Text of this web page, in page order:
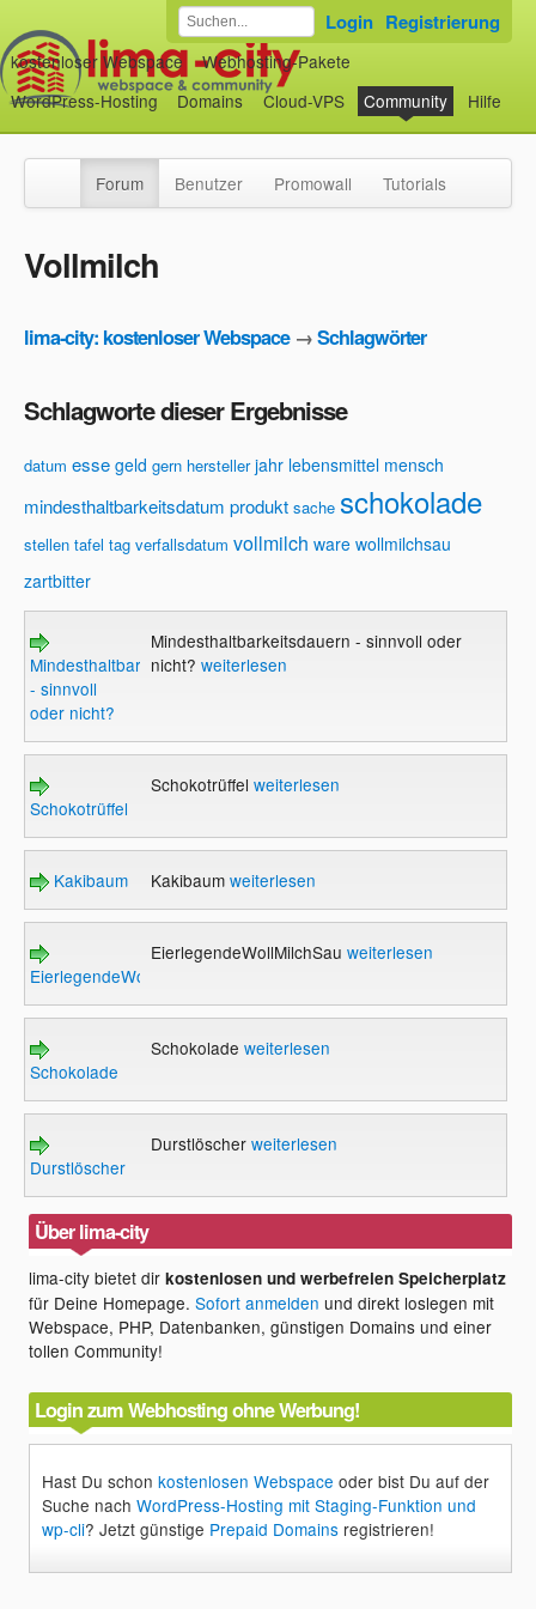
kostenloser Webspace
Webhosting-Pakete
WordPress-Hosting
Domains Cloud-VPS Community Hilfe
Login Registrierung
Forum Benutzer Promowall Tutorials
Vollmilch
lima-city: kostenloser Webspace→Schlagwörter
Schlagworte dieser Ergebnisse
datum esse geld gern hersteller jahr lebensmittel mensch
mindesthaltbarkeitsdatum produkt sache schokolade
stellen tafel tag verfallsdatum vollmilch ware wollmilchsau
zartbitter
Mindesthaltbarkeitsdauern
- sinnvoll
oder nicht?
Mindesthaltbarkeitsdauern - sinnvoll oder
nicht? weiterlesen
Schokotrüffel
Schokotrüffel weiterlesen
Kakibaum Kakibaum weiterlesen
EierlegendeWollMilchSau
EierlegendeWollMilchSau weiterlesen
Schokolade
Schokolade weiterlesen
Durstlöscher
Durstlöscher weiterlesen
Über lima-city
lima-city bietet dirkostenlosen und werbefreien Speicherplatz
für Deine Homepage.Sofort anmelden und direkt loslegen mit
Webspace, PHP, Datenbanken, günstigen Domains und einer
tollen Community!
Login zum Webhosting ohne Werbung!
Hast Du schonkostenlosen Webspace oder bist Du auf der
Suche nachWordPress-Hosting mit Staging-Funktion und
wp-cli? Jetzt günstige Prepaid Domains registrieren!